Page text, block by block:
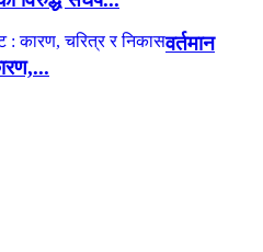
वर्तमान